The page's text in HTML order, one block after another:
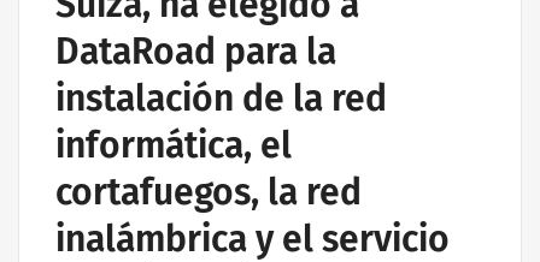
DataRoad para la
instalación de la red
informática, el
cortafuegos, la red
inalámbrica y el servicio